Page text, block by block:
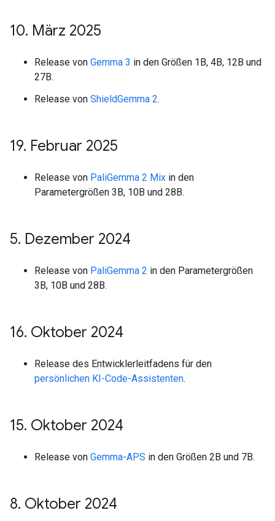
10. März 2025
Release von Gemma 3 in den Größen 1B, 4B, 12B und
27B.
Release von ShieldGemma 2.
19. Februar 2025
Release von PaliGemma 2 Mix in den
Parametergrößen 3B, 10B und 28B.
5. Dezember 2024
Release von PaliGemma 2 in den Parametergrößen
3B, 10B und 28B.
16. Oktober 2024
Release des Entwicklerleitfadens für den
persönlichen KI-Code-Assistenten.
15. Oktober 2024
Release von Gemma-APS in den Größen 2B und 7B.
8. Oktober 2024